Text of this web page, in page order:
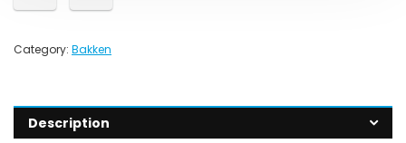
Category: Bakken
Description